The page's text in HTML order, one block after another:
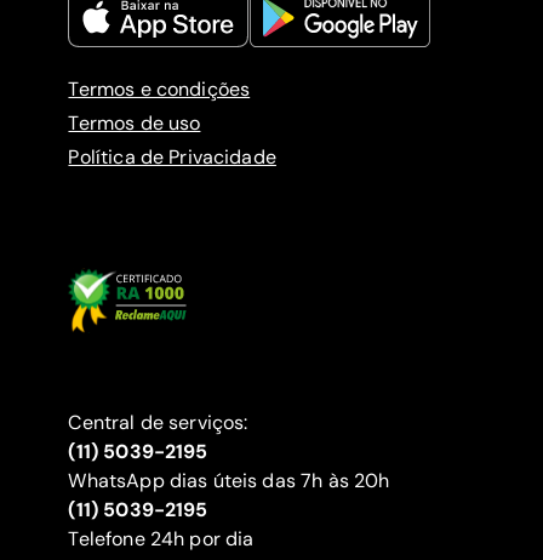
Termos e condições
Termos de uso
Política de Privacidade
Central de serviços:
(11) 5039-2195
WhatsApp dias úteis das 7h às 20h
(11) 5039-2195
‍Telefone 24h por dia